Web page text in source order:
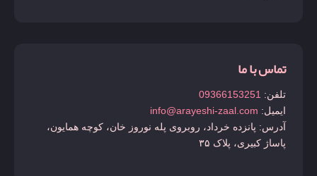
تماس با ما
تلفن: 09366153251
ایمیل: info@arayeshi-zaal.com
آدرس: پانزده خرداد، روبروی پله نوروز خان، کوچه همایون،
پاساژ کبیری، پلاک ۳۵